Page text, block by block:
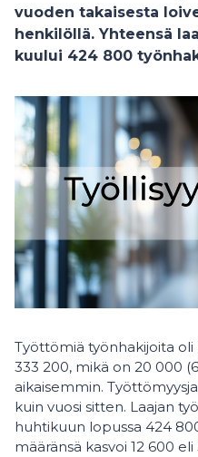
vuoden takaisesta
henkilöllä. Yhteensä
kuului 424 800
Työttömiä työnhakijoita
333 200, mikä on 20 000
aikaisemmin.
kuin vuosi sitten. Laajan
huhtikuun lopussa 424
määränsä kasvoi 12 600